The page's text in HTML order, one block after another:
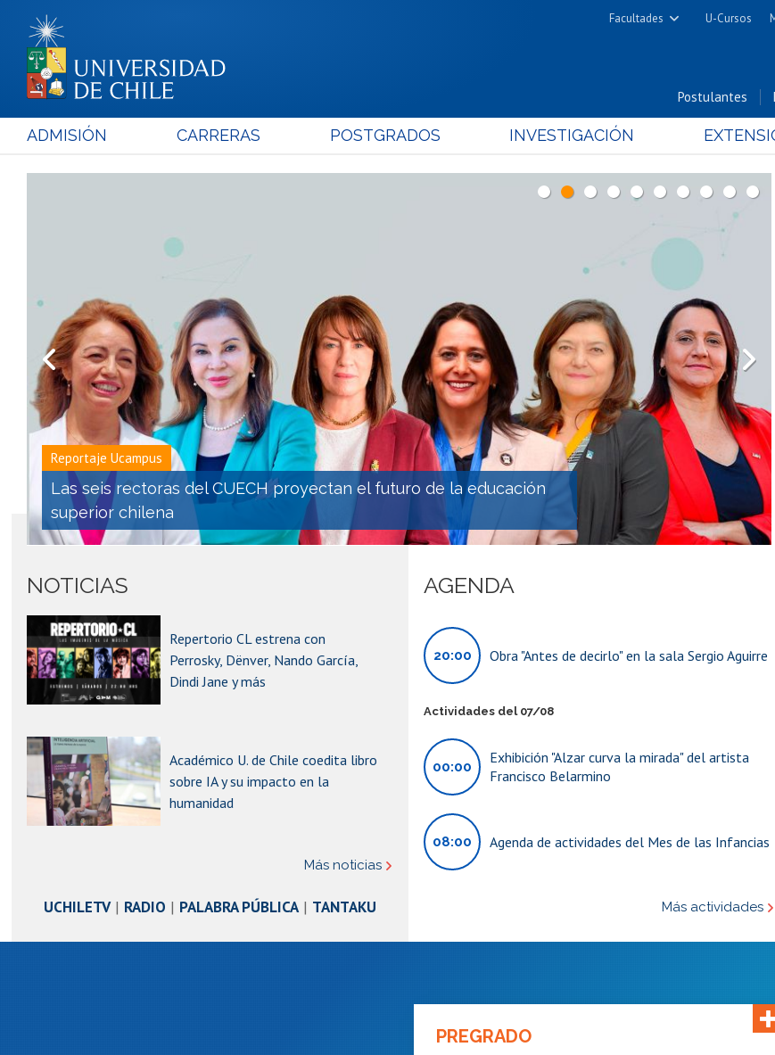
Facultades
Cs. Físicas y Matemáticas
Cs. Químicas y Farmacéuticas
Derecho
Filosofía y Humanidades
Medicina
Estudios Avanzados en Educación
Nutrición y Tecnología de
Alimentos
U-Cursos
Postulantes
ADMISIÓN CARRERAS POSTGRADOS INVESTIGACIÓN
Universidad de Chile
Las seis rectoras del CUECH proyectan el futuro de la educación
superior chilena
Reportaje Ucampus
NOTICIAS
Repertorio CL estrena con
Perrosky, Dënver, Nando García,
Dindi Jane y más
Académico U. de Chile coedita libro
sobre IA y su impacto en la
humanidad
UCHILETV| RADIO | PALABRA PÚBLICA| TANTAKU
Más noticias
AGENDA
20:00 Obra "Antes de decirlo" en la sala Sergio Aguirre
Actividades del 07/08
00:00
Exhibición "Alzar curva la mirada" del artista
Francisco Belarmino
08:00 Agenda de actividades del Mes de las Infancias
Más actividades
PREGRADO